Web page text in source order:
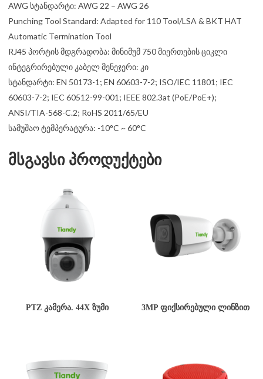
AWG სტანდარტი: AWG 22 – AWG 26
Punching Tool Standard: Adapted for 110 Tool/LSA & BKT HAT
Automatic Termination Tool
RJ45 პორტის მდგრადობა: მინიმუმ 750 მიერთების ციკლი
ინტეგრირებული კაბელ მენეჯერი: კი
სტანდარტი: EN 50173-1; EN 60603-7-2; ISO/IEC 11801; IEC
60603-7-2; IEC 60512-99-001; IEEE 802.3at (PoE/PoE+);
ANSI/TIA-568-C.2; RoHS 2011/65/EU
სამუშაო ტემპერატურა: -10°C ~ 60°C
მსგავსი პროდუქტები
PTZ ᲙᲐᲛᲔᲠᲐ. 44X ᲖᲣᲛᲘ 3MP ᲤᲘᲥᲡᲘᲠᲔᲑᲣᲚᲘ ᲚᲘᲜᲖᲘᲗ